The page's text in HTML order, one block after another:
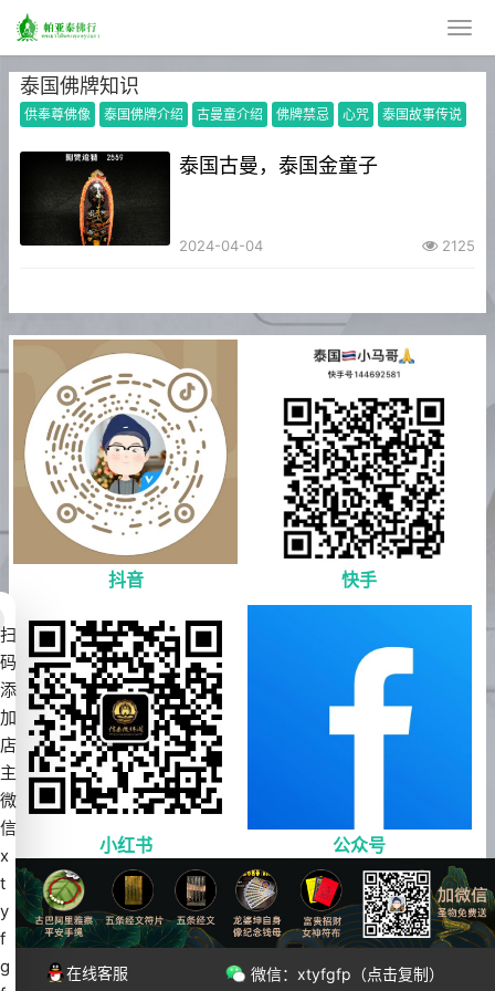
泰国佛牌知识
供奉尊佛像 泰国佛牌介绍 古曼童介绍 佛牌禁忌 心咒 泰国故事传说
泰国古曼，泰国金童子
2024-04-04 2125
抖音 快手
小红书 公众号
Copyright © 2018-2022 PbootCMS All Rights Reserved. 免责声明：站内数据
均来自网络，如有相关资料侵权，请联系站长删 网站备案号：赣ICP备
2022006539号-3
京公网安备 11011202003811号
在线客服 微信：xtyfgfp（点击复制）
扫
码
添
加
店
主
微
信
x
t
y
f
g